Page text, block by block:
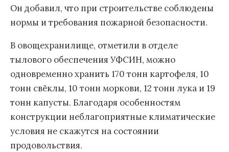
Он добавил, что при строительстве соблюдены
нормы и требования пожарной безопасности.
В овощехранилище, отметили в отделе
тылового обеспечения УФСИН, можно
одновременно хранить 170 тонн картофеля, 10
тонн свёклы, 10 тонн моркови, 12 тонн лука и 19
тонн капусты. Благодаря особенностям
конструкции неблагоприятные климатические
условия не скажутся на состоянии
продовольствия.